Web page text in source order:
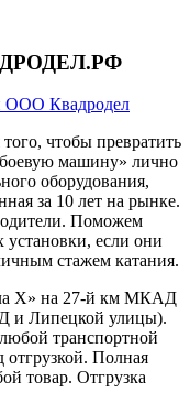
чтобы превратить
машину» лично
оборудования,
за 10 лет на рынке.
Поможем
если они
стажем катания.
X» на 27-й км МКАД
и Липецкой улицы).
транспортной
отгрузкой. Полная
товар. Отгрузка